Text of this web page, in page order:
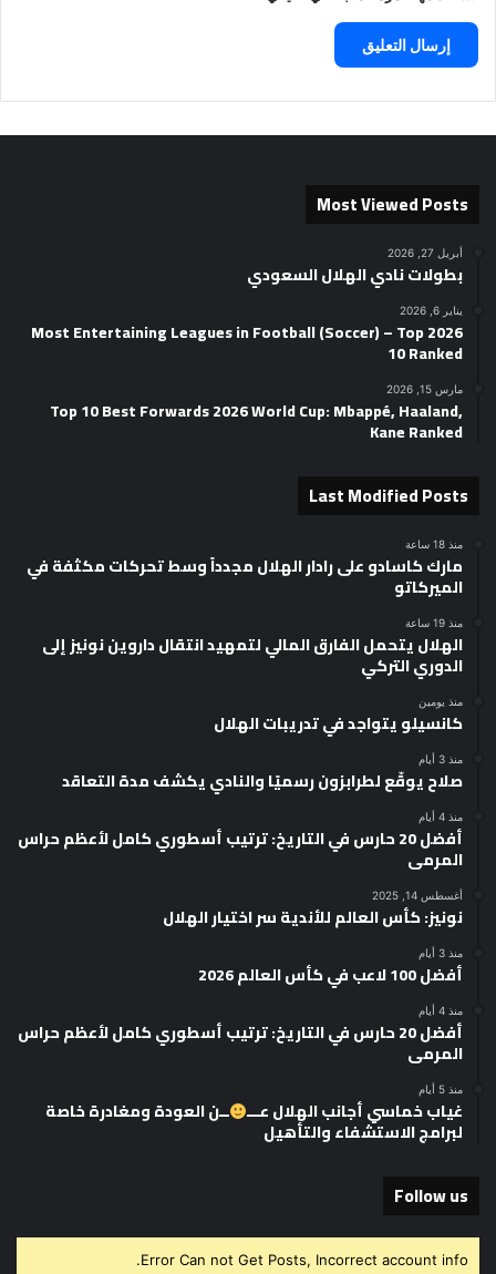
Most Viewed Posts
أبريل 27, 2026
بطولات نادي الهلال السعودي
يناير 6, 2026
2026 Most Entertaining Leagues in Football (Soccer) – Top
10 Ranked
مارس 15, 2026
Top 10 Best Forwards 2026 World Cup: Mbappé, Haaland,
Kane Ranked
Last Modified Posts
منذ 18 ساعة
مارك كاسادو على رادار الهلال مجدداً وسط تحركات مكثفة في
الميركاتو
منذ 19 ساعة
الهلال يتحمل الفارق المالي لتمهيد انتقال داروين نونيز إلى
الدوري التركي
منذ يومين
كانسيلو يتواجد في تدريبات الهلال
منذ 3 أيام
صلاح يوقّع لطرابزون رسميًا والنادي يكشف مدة التعاقد
منذ 4 أيام
أفضل 20 حارس في التاريخ: ترتيب أسطوري كامل لأعظم حراس
المرمى
أغسطس 14, 2025
نونيز: كأس العالم للأندية سر اختيار الهلال
منذ 3 أيام
أفضل 100 لاعب في كأس العالم 2026
منذ 4 أيام
أفضل 20 حارس في التاريخ: ترتيب أسطوري كامل لأعظم حراس
المرمى
منذ 5 أيام
غياب خماسي أجانب الهلال عـــ ــن العودة ومغادرة خاصة
لبرامج الاستشفاء والتأهيل
Follow us
Error Can not Get Posts, Incorrect account info.